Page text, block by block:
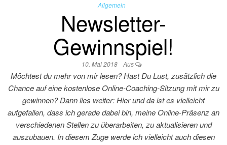
Allgemein
Newsletter-
Gewinnspiel!
10. Mai 2018 Aus
Möchtest du mehr von mir lesen? Hast Du Lust, zusätzlich die
Chance auf eine kostenlose Online-Coaching-Sitzung mit mir zu
gewinnen? Dann lies weiter: Hier und da ist es vielleicht
aufgefallen, dass ich gerade dabei bin, meine Online-Präsenz an
verschiedenen Stellen zu überarbeiten, zu aktualisieren und
auszubauen. In diesem Zuge werde ich vielleicht auch diesen